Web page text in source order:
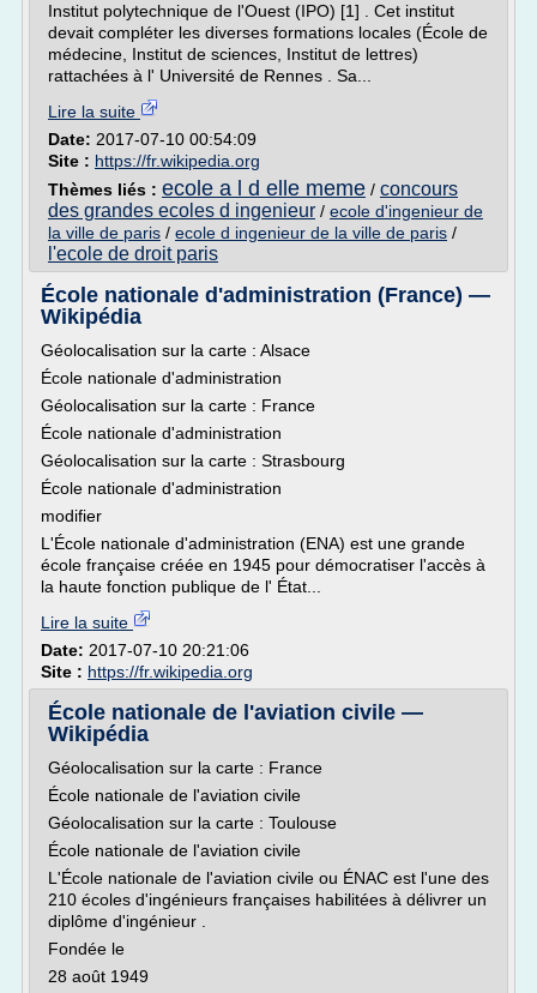
Institut polytechnique de l'Ouest (IPO) [1] . Cet institut
devait compléter les diverses formations locales (École de
médecine, Institut de sciences, Institut de lettres)
rattachées à l' Université de Rennes . Sa...
Lire la suite
Date: 2017-07-10 00:54:09
Site : https://fr.wikipedia.org
Thèmes liés : ecole a l d elle meme / concours
des grandes ecoles d ingenieur / ecole d'ingenieur de
la ville de paris / ecole d ingenieur de la ville de paris /
l'ecole de droit paris
École nationale d'administration (France) —
Wikipédia
Géolocalisation sur la carte : Alsace
École nationale d'administration
Géolocalisation sur la carte : France
École nationale d'administration
Géolocalisation sur la carte : Strasbourg
École nationale d'administration
modifier
L'École nationale d'administration (ENA) est une grande
école française créée en 1945 pour démocratiser l'accès à
la haute fonction publique de l' État...
Lire la suite
Date: 2017-07-10 20:21:06
Site : https://fr.wikipedia.org
École nationale de l'aviation civile —
Wikipédia
Géolocalisation sur la carte : France
École nationale de l'aviation civile
Géolocalisation sur la carte : Toulouse
École nationale de l'aviation civile
L'École nationale de l'aviation civile ou ÉNAC est l'une des
210 écoles d'ingénieurs françaises habilitées à délivrer un
diplôme d'ingénieur .
Fondée le
28 août 1949